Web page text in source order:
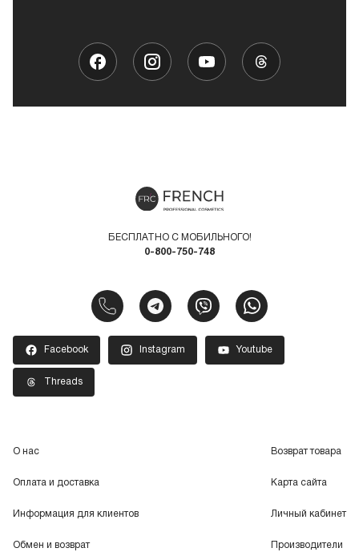
БЕСПЛАТНО С МОБИЛЬНОГО!
0-800-750-748
Facebook Instagram Youtube
Threads
О нас
Оплата и доставка
Информация для клиентов
Обмен и возврат
Возврат товара
Карта сайта
Личный кабинет
Производители